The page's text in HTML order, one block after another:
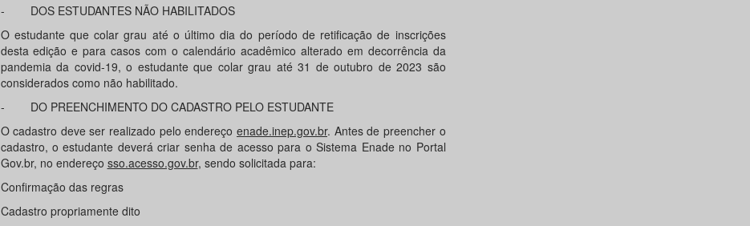
- DOS ESTUDANTES NÃO HABILITADOS
O estudante que colar grau até o último dia do período de retificação de inscrições
desta edição e para casos com o calendário acadêmico alterado em decorrência da
pandemia da covid-19, o estudante que colar grau até 31 de outubro de 2023 são
considerados como não habilitado.
- DO PREENCHIMENTO DO CADASTRO PELO ESTUDANTE
O cadastro deve ser realizado pelo endereço enade.inep.gov.br. Antes de preencher o
cadastro, o estudante deverá criar senha de acesso para o Sistema Enade no Portal
Gov.br, no endereço sso.acesso.gov.br, sendo solicitada para:
Confirmação das regras
Cadastro propriamente dito